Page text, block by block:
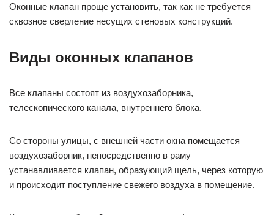
Оконные клапан проще установить, так как не требуется
сквозное сверление несущих стеновых конструкций.
Виды оконных клапанов
Все клапаны состоят из воздухозаборника,
телескопического канала, внутреннего блока.
Со стороны улицы, с внешней части окна помещается
воздухозаборник, непосредственно в раму
устанавливается клапан, образующий щель, через которую
и происходит поступление свежего воздуха в помещение.